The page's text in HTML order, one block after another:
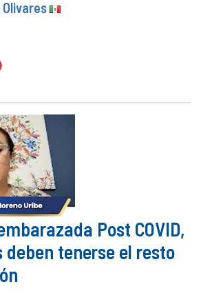
Post COVID,
deben tenerse el resto